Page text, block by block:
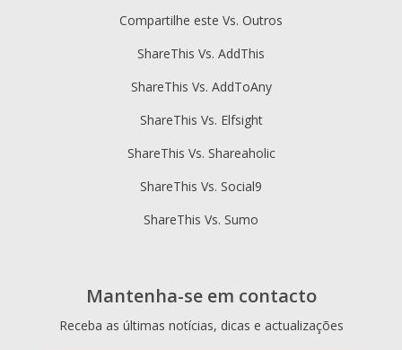
Compartilhe este Vs. Outros
ShareThis Vs. AddThis
ShareThis Vs. AddToAny
ShareThis Vs. Elfsight
ShareThis Vs. Shareaholic
ShareThis Vs. Social9
ShareThis Vs. Sumo
Mantenha-se em contacto
Receba as últimas notícias, dicas e actualizações